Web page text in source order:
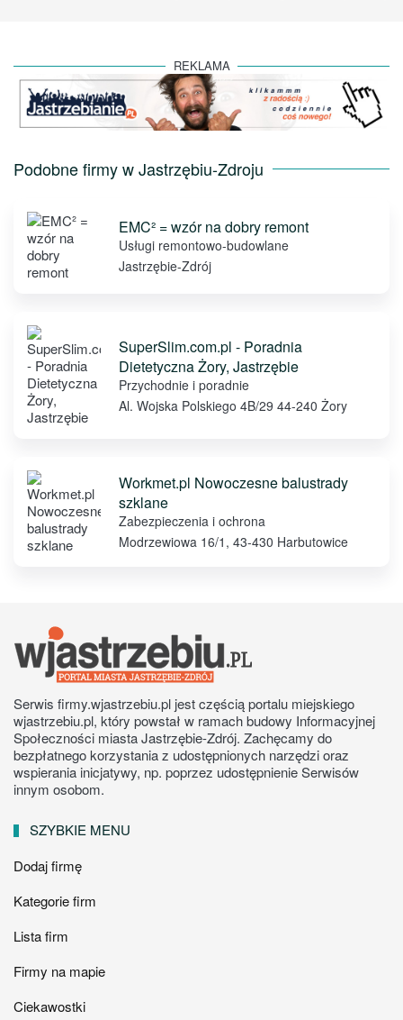
REKLAMA
Podobne firmy w Jastrzębiu-Zdroju
EMC² = wzór na dobry remont
Usługi remontowo-budowlane
Jastrzębie-Zdrój
SuperSlim.com.pl - Poradnia
Dietetyczna Żory, Jastrzębie
Przychodnie i poradnie
Al. Wojska Polskiego 4B/29 44-240 Żory
Workmet.pl Nowoczesne balustrady
szklane
Zabezpieczenia i ochrona
Modrzewiowa 16/1, 43-430 Harbutowice
Serwis firmy.wjastrzebiu.pl jest częścią portalu miejskiego
wjastrzebiu.pl, który powstał w ramach budowy Informacyjnej
Społeczności miasta Jastrzębie-Zdrój. Zachęcamy do
bezpłatnego korzystania z udostępnionych narzędzi oraz
wspierania inicjatywy, np. poprzez udostępnienie Serwisów
innym osobom.
SZYBKIE MENU
Dodaj firmę
Kategorie firm
Lista firm
Firmy na mapie
Ciekawostki